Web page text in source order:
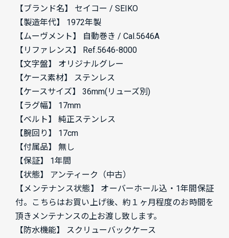
【ブランド名】 セイコー / SEIKO
【製造年代】 1972年製
【ムーヴメント】 自動巻き / Cal.5646A
【リファレンス】 Ref.5646-8000
【文字盤】 オリジナルグレー
【ケース素材】 ステンレス
【ケースサイズ】 36mm(リューズ別)
【ラグ幅】 17mm
【ベルト】 純正ステンレス
【腕回り】 17cm
【付属品】 無し
【保証】 1年間
【状態】 アンティーク（中古）
【メンテナンス状態】 オーバーホール込・1年間保証
付。こちらはお買い上げ後、約１ヶ月程度のお時間を
頂きメンテナンスの上お渡し致します。
【防水機能】 スクリューバックケース